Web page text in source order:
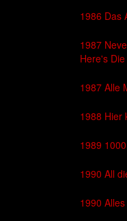
1986 Das
1987
Here's
1987 Alle
1988 Hier
1989
1990 All
1990